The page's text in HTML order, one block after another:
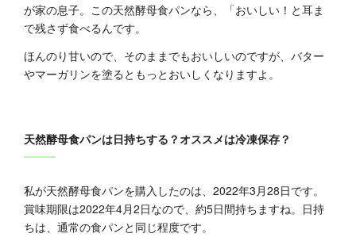
が家の息子。この天然酵母食パンなら、「おいしい！と耳ま
で残さず食べるんです。
ほんのり甘いので、そのままでもおいしいのですが、バター
やマーガリンを塗るともっとおいしくなりますよ。
天然酵母食パンは日持ちする？オススメは冷凍保存？
私が天然酵母食パンを購入したのは、2022年3月28日です。
賞味期限は2022年4月2日なので、約5日間持ちますね。日持
ちは、通常の食パンと同じ程度です。